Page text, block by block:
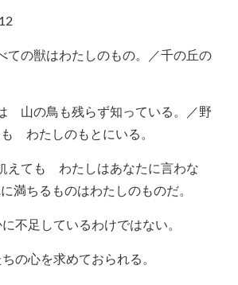
ての獣はわたしのもの。／千の丘の
山の鳥も残らず知っている。／野
わたしのもとにいる。
えても わたしはあなたに言わな
満ちるものはわたしのものだ。
足しているわけではない。
心を求めておられる。